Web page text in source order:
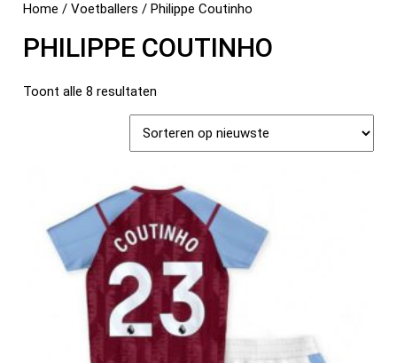
Home /Voetballers / Philippe Coutinho
PHILIPPE COUTINHO
Toont alle 8 resultaten